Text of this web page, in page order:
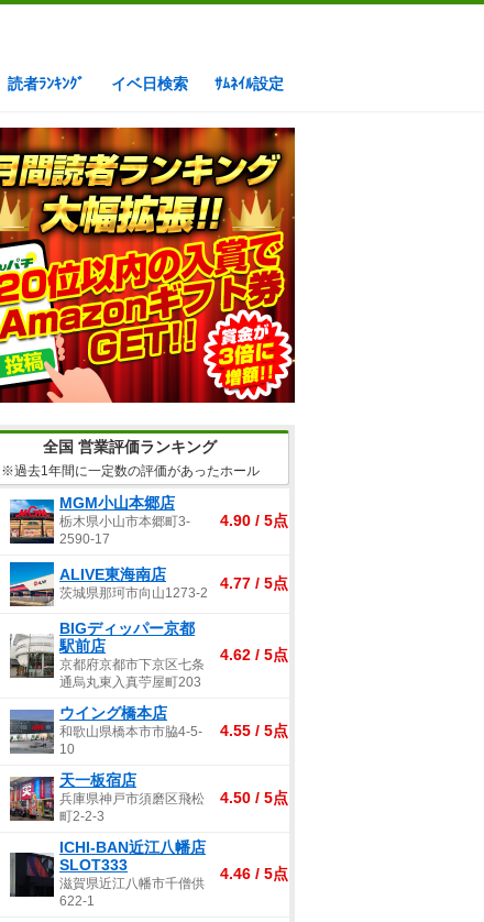
読者ﾗﾝｷﾝｸﾞ イベ日検索 ｻﾑﾈｲﾙ設定
全国 営業評価ランキング
※過去1年間に一定数の評価があったホール
MGM小山本郷店
栃木県小山市本郷町3-
2590-17
4.90 / 5点
ALIVE東海南店
茨城県那珂市向山1273-2
4.77 / 5点
BIGディッパー京都
駅前店
京都府京都市下京区七条
通烏丸東入真苧屋町203
4.62 / 5点
ウイング橋本店
和歌山県橋本市市脇4-5-
10
4.55 / 5点
天一板宿店
兵庫県神戸市須磨区飛松
町2-2-3
4.50 / 5点
ICHI-BAN近江八幡店
SLOT333
滋賀県近江八幡市千僧供
622-1
4.46 / 5点